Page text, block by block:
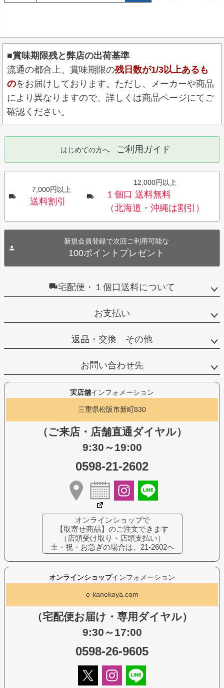
■賞味期限残と弊店の出荷基準
流通の都合上、賞味期限の残日数が1/3以上あるも
のをお届けしております。ただし、メーカーや商品
により異なりますので、詳しくは商品ページにてご
確認ください。
はじめての方へ ご利用ガイド
7,000円以上
送料割引
12,000円以上
１個口 送料無料
（北海道・沖縄は割引）
新規会員登録で次回ご利用可能な
100ポイントプレゼント
宅配便・１個口送料について
お支払い
返品・交換 その他
お問い合わせ先
オンラインショップインフォメーション
e-kanekoya.com
（宅配便お届け・専用ダイヤル）
9:30～17:00
0598-26-9605
実店舗インフォメーション
三重県松阪市新町830
（ご来店・店舗直通ダイヤル）
9:30～19:00
0598-21-2602
オンラインショップで
【取寄せ商品】のご注文できます
（店頭受け取り・店頭支払い）
土・祝・お急ぎの場合は、21-2602へ